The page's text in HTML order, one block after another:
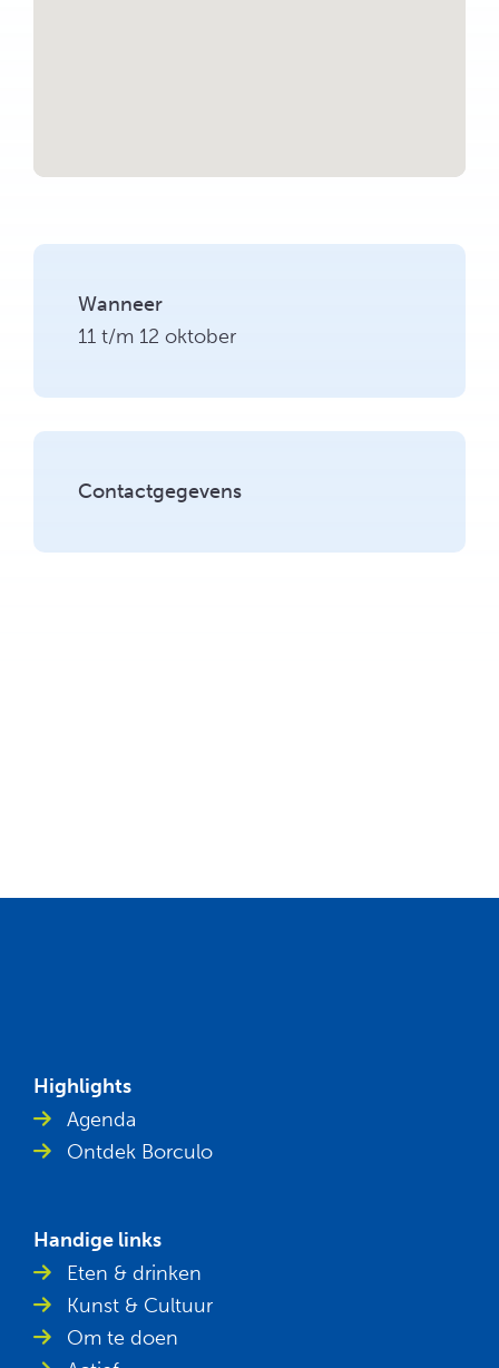
Wanneer
11 t/m 12 oktober
Contactgegevens
Highlights
Agenda
Ontdek Borculo
Handige links
Eten & drinken
Kunst & Cultuur
Om te doen